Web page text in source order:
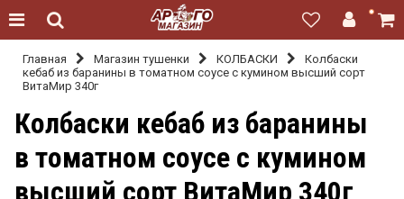
Главная Магазин тушенки КОЛБАСКИ
Колбаски
кебаб из баранины в томатном соусе с кумином высший сорт
ВитаМир 340г
Колбаски кебаб из баранины
в томатном соусе с кумином
высший сорт ВитаМир 340г